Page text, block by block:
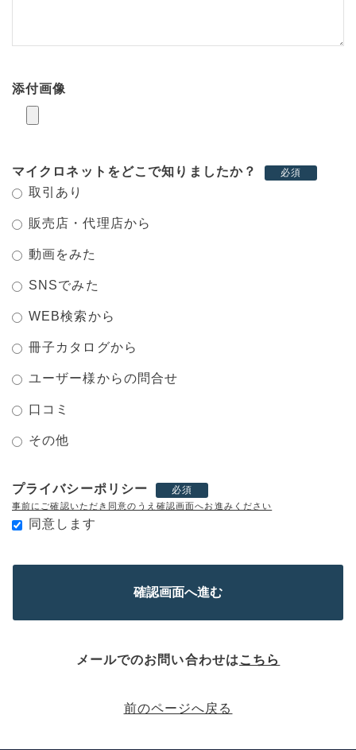
添付画像
マイクロネットをどこで知りましたか？ 必須
取引あり
販売店・代理店から
動画をみた
SNSでみた
WEB検索から
冊子カタログから
ユーザー様からの問合せ
口コミ
その他
プライバシーポリシー 必須
事前にご確認いただき同意のうえ確認画面へお進みください
同意します
メールでのお問い合わせは こちら
前のページへ戻る